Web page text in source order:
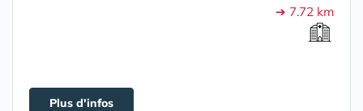
➔ 7.72 km
Plus d'infos